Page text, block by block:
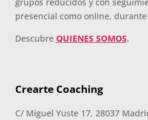
presencial como online,
Descubre QUIENES SOMOS.
Crearte Coaching
C/ Miguel Yuste 17, 28037